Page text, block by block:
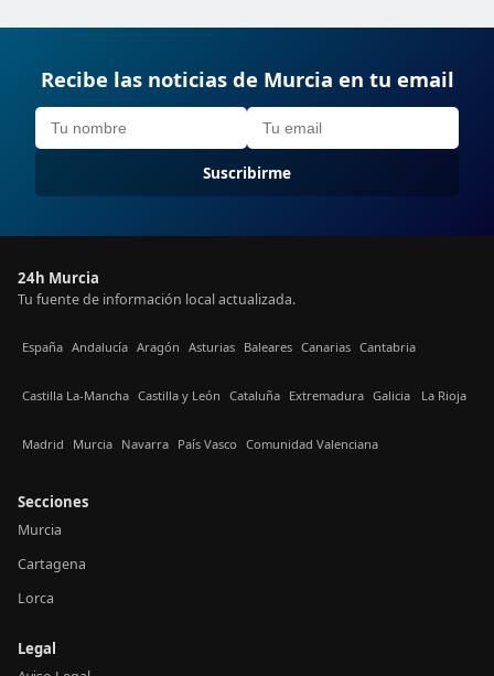
Recibe las noticias de Murcia en tu email
Suscribirme
24h Murcia
Tu fuente de información local actualizada.
España Andalucía Aragón Asturias Baleares Canarias Cantabria
Castilla La-Mancha Castilla y León Cataluña Extremadura Galicia La Rioja
Madrid Murcia Navarra País Vasco Comunidad Valenciana
Secciones
Murcia
Cartagena
Lorca
Legal